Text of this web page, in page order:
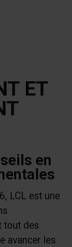
ET
en
LCL est une
tout des
avancer les